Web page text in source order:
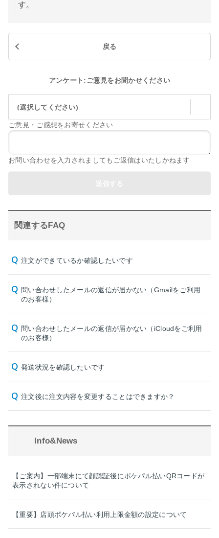
す。
戻る
アンケート:ご意見をお聞かせください
(選択してください)
ご意見・ご感想をお寄せください
お問い合わせを入力されましてもご返信はいたしかねます
関連するFAQ
注文ができているか確認したいです
問い合わせしたメールの返信が届かない（Gmailをご利用
のお客様）
問い合わせしたメールの返信が届かない（iCloudをご利用
のお客様）
発送状況を確認したいです
注文後に注文内容を変更することはできますか？
Info&News
【ご案内】一部端末にて顔認証後にポケパル払いQRコードが
表示されない件について
【重要】店頭ポケパル払い利用上限金額の設定について